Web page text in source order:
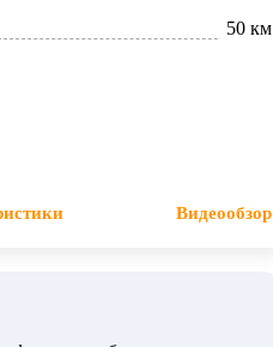
50 км
Видеообзор